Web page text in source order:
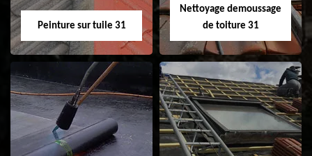
Peinture sur tuile 31
Peinture sur tuile
31
Nettoyage demoussage
de toiture 31
Nettoyage
demoussage de